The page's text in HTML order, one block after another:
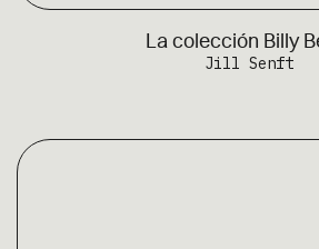
La colección Billy
Jill Senft